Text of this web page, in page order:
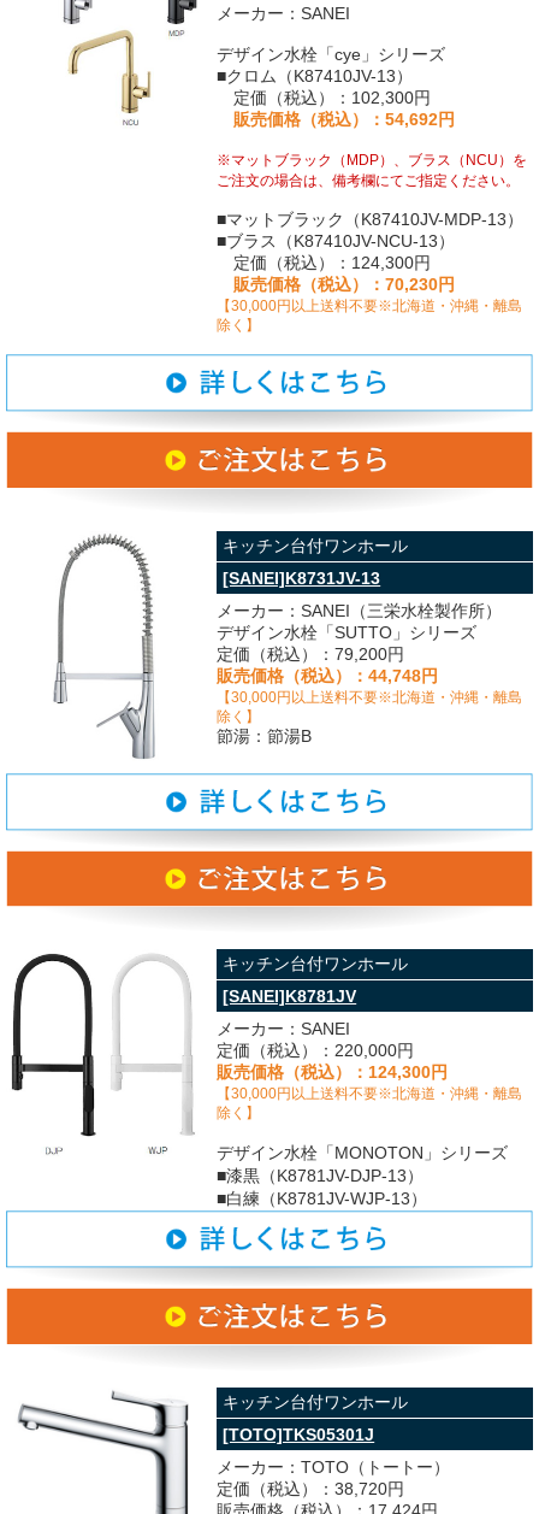
メーカー：SANEI
デザイン水栓「cye」シリーズ
■クロム（K87410JV-13）
定価（税込）：102,300円
販売価格（税込）：54,692円
※マットブラック（MDP）、ブラス（NCU）を
ご注文の場合は、備考欄にてご指定ください。
■マットブラック（K87410JV-MDP-13）
■ブラス（K87410JV-NCU-13）
定価（税込）：124,300円
販売価格（税込）：70,230円
【30,000円以上送料不要※北海道・沖縄・離島
除く】
キッチン台付ワンホール
[SANEI]K8731JV-13
メーカー：SANEI（三栄水栓製作所）
デザイン水栓「SUTTO」シリーズ
定価（税込）：79,200円
販売価格（税込）：44,748円
【30,000円以上送料不要※北海道・沖縄・離島
除く】
節湯：節湯B
キッチン台付ワンホール
[SANEI]K8781JV
メーカー：SANEI
定価（税込）：220,000円
販売価格（税込）：124,300円
【30,000円以上送料不要※北海道・沖縄・離島
除く】
デザイン水栓「MONOTON」シリーズ
■漆黒（K8781JV-DJP-13）
■白練（K8781JV-WJP-13）
キッチン台付ワンホール
[TOTO]TKS05301J
メーカー：TOTO（トートー）
定価（税込）：38,720円